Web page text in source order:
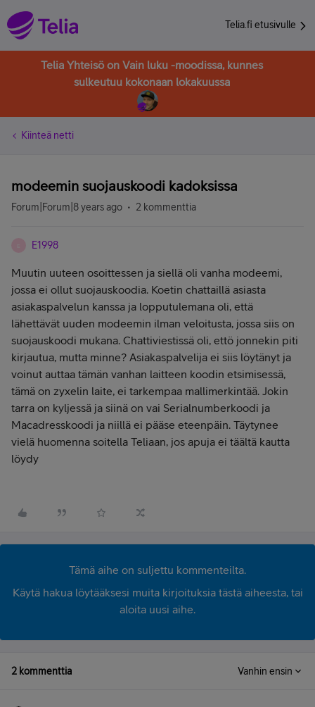
Telia.fi etusivulle
Telia Yhteisö on Vain luku -moodissa, kunnes
sulkeutuu kokonaan lokakuussa
Kiinteä netti
modeemin suojauskoodi kadoksissa
Forum|Forum|8 years ago 2 kommenttia
E1998
Muutin uuteen osoittessen ja siellä oli vanha modeemi,
jossa ei ollut suojauskoodia. Koetin chattaillä asiasta
asiakaspalvelun kanssa ja lopputulemana oli, että
lähettävät uuden modeemin ilman veloitusta, jossa siis on
suojauskoodi mukana. Chattiviestissä oli, ettö jonnekin piti
kirjautua, mutta minne? Asiakaspalvelija ei siis löytänyt ja
voinut auttaa tämän vanhan laitteen koodin etsimisessä,
tämä on zyxelin laite, ei tarkempaa mallimerkintää. Jokin
tarra on kyljessä ja siinä on vai Serialnumberkoodi ja
Macadresskoodi ja niillä ei pääse eteenpäin. Täytynee
vielä huomenna soitella Teliaan, jos apuja ei täältä kautta
löydy
Tämä aihe on suljettu kommenteilta.
Käytä hakua löytääksesi muita kirjoituksia tästä aiheesta, tai
aloita uusi aihe.
2 kommenttia Vanhin ensin